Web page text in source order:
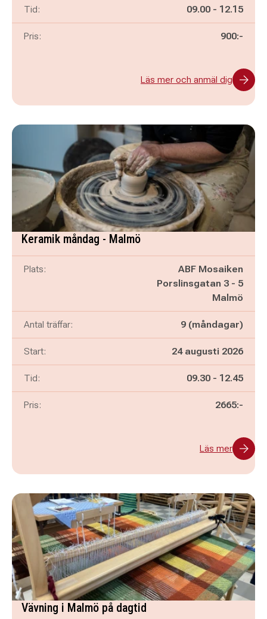
Tid: Pågår mellan
09.00 - och
12.15
Pris: 900:-
Läs mer och anmäl dig
Keramik måndag - Malmö
Plats:
ABF Mosaiken
Porslinsgatan 3 - 5
Malmö
Antal träffar: 9 (måndagar)
Start: 24 augusti 2026
Tid: Pågår mellan
09.30 - och
12.45
Pris: 2665:-
Läs mer
Vävning i Malmö på dagtid